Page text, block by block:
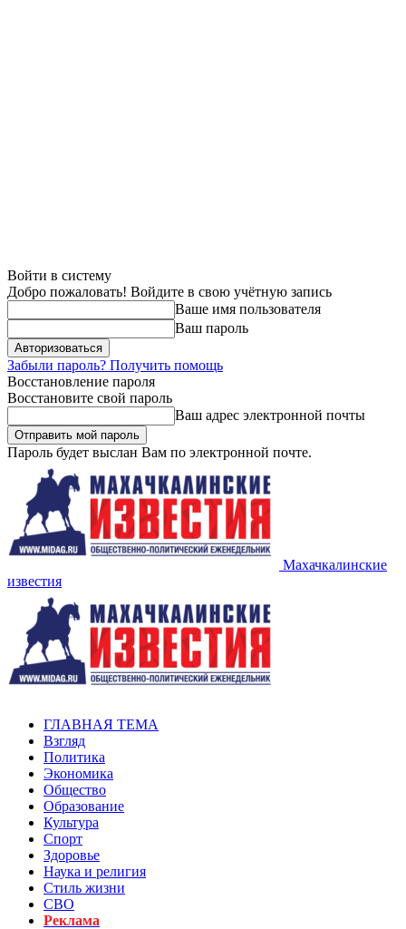
Войти в систему
Добро пожаловать! Войдите в свою учётную запись
Ваше имя пользователя
Ваш пароль
Забыли пароль? Получить помощь
Восстановление пароля
Восстановите свой пароль
Ваш адрес электронной почты
Пароль будет выслан Вам по электронной почте.
Махачкалинские
известия
ГЛАВНАЯ ТЕМА
Взгляд
Политика
Экономика
Общество
Образование
Культура
Спорт
Здоровье
Наука и религия
Стиль жизни
СВО
Реклама